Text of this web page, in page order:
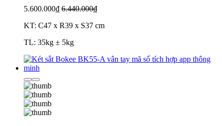
5.600.000₫ 6.440.000₫
KT: C47 x R39 x S37 cm
TL: 35kg ± 5kg